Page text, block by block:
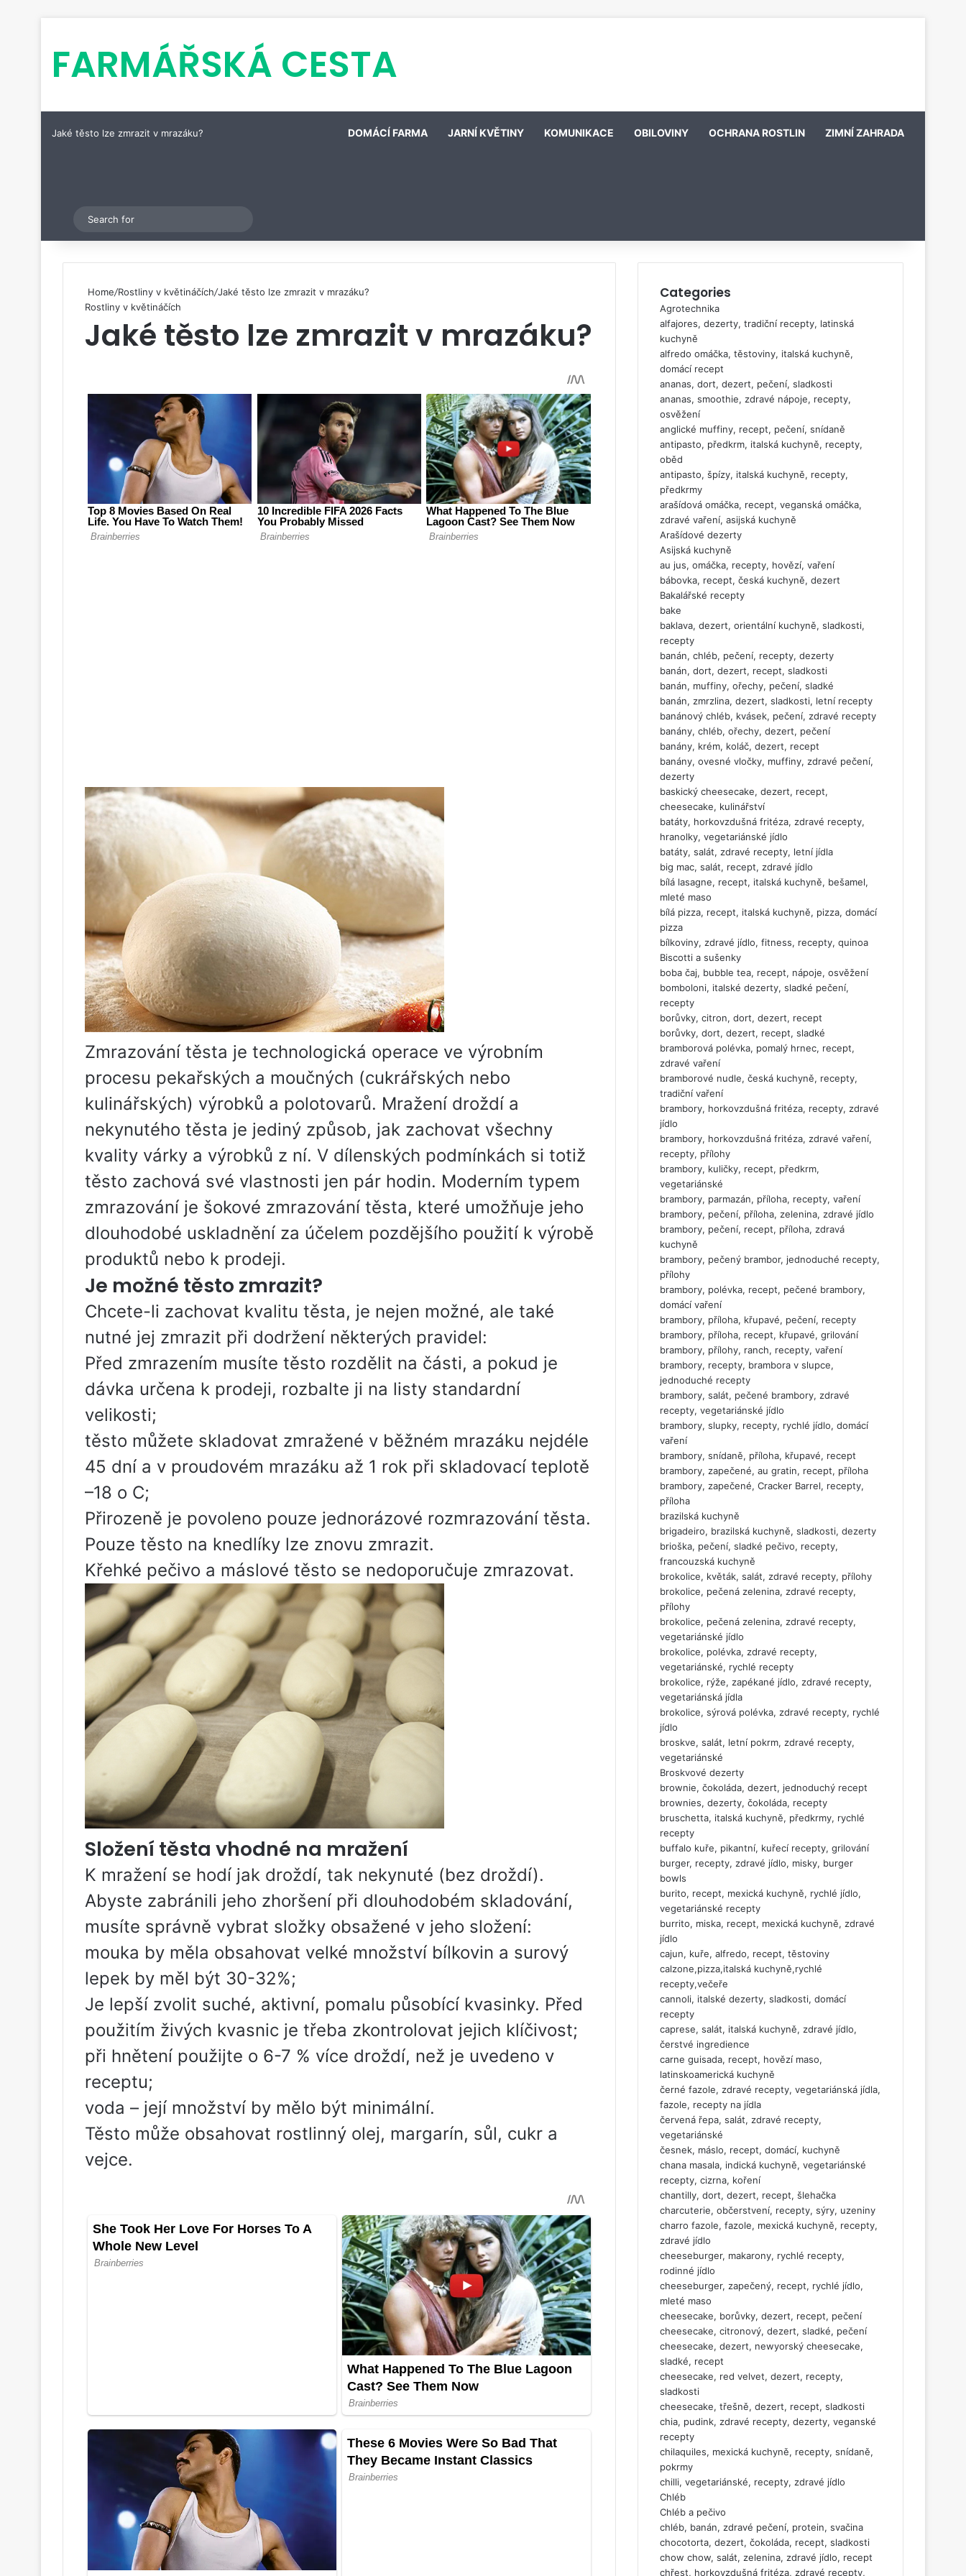
FARMÁŘSKÁ CESTA
Jaké těsto lze zmrazit v mrazáku? DOMÁCÍ FARMA JARNÍ KVĚTINY KOMUNIKACE OBILOVINY OCHRANA ROSTLIN ZIMNÍ ZAHRADA
Switch skin
for
Home/Rostliny v květináčích/Jaké těsto lze zmrazit v mrazáku?
Rostliny v květináčích
Jaké těsto lze zmrazit v mrazáku?
Zmrazování těsta je technologická operace ve výrobním
procesu pekařských a moučných (cukrářských nebo
kulinářských) výrobků a polotovarů. Mražení droždí a
nekynutého těsta je jediný způsob, jak zachovat všechny
kvality várky a výrobků z ní. V dílenských podmínkách si totiž
těsto zachová své vlastnosti jen pár hodin. Moderním typem
zmrazování je šokové zmrazování těsta, které umožňuje jeho
dlouhodobé uskladnění za účelem pozdějšího použití k výrobě
produktů nebo k prodeji.
Je možné těsto zmrazit?
Chcete-li zachovat kvalitu těsta, je nejen možné, ale také
nutné jej zmrazit při dodržení některých pravidel:
Před zmrazením musíte těsto rozdělit na části, a pokud je
dávka určena k prodeji, rozbalte ji na listy standardní
velikosti;
těsto můžete skladovat zmražené v běžném mrazáku nejdéle
45 dní a v proudovém mrazáku až 1 rok při skladovací teplotě
–18 o C;
Přirozeně je povoleno pouze jednorázové rozmrazování těsta.
Pouze těsto na knedlíky lze znovu zmrazit.
Křehké pečivo a máslové těsto se nedoporučuje zmrazovat.
Složení těsta vhodné na mražení
K mražení se hodí jak droždí, tak nekynuté (bez droždí).
Abyste zabránili jeho zhoršení při dlouhodobém skladování,
musíte správně vybrat složky obsažené v jeho složení:
mouka by měla obsahovat velké množství bílkovin a surový
lepek by měl být 30-32%;
Je lepší zvolit suché, aktivní, pomalu působící kvasinky. Před
použitím živých kvasnic je třeba zkontrolovat jejich klíčivost;
při hnětení použijte o 6-7 % více droždí, než je uvedeno v
receptu;
voda – její množství by mělo být minimální.
Těsto může obsahovat rostlinný olej, margarín, sůl, cukr a
vejce.
Categories
Agrotechnika
alfajores, dezerty, tradiční recepty, latinská
kuchyně
alfredo omáčka, těstoviny, italská kuchyně,
domácí recept
ananas, dort, dezert, pečení, sladkosti
ananas, smoothie, zdravé nápoje, recepty,
osvěžení
anglické muffiny, recept, pečení, snídaně
antipasto, předkrm, italská kuchyně, recepty,
oběd
antipasto, špízy, italská kuchyně, recepty,
předkrmy
arašídová omáčka, recept, veganská omáčka,
zdravé vaření, asijská kuchyně
Arašídové dezerty
Asijská kuchyně
au jus, omáčka, recepty, hovězí, vaření
bábovka, recept, česká kuchyně, dezert
Bakalářské recepty
bake
baklava, dezert, orientální kuchyně, sladkosti,
recepty
banán, chléb, pečení, recepty, dezerty
banán, dort, dezert, recept, sladkosti
banán, muffiny, ořechy, pečení, sladké
banán, zmrzlina, dezert, sladkosti, letní recepty
banánový chléb, kvásek, pečení, zdravé recepty
banány, chléb, ořechy, dezert, pečení
banány, krém, koláč, dezert, recept
banány, ovesné vločky, muffiny, zdravé pečení,
dezerty
baskický cheesecake, dezert, recept,
cheesecake, kulinářství
batáty, horkovzdušná fritéza, zdravé recepty,
hranolky, vegetariánské jídlo
batáty, salát, zdravé recepty, letní jídla
big mac, salát, recept, zdravé jídlo
bílá lasagne, recept, italská kuchyně, bešamel,
mleté maso
bílá pizza, recept, italská kuchyně, pizza, domácí
pizza
bílkoviny, zdravé jídlo, fitness, recepty, quinoa
Biscotti a sušenky
boba čaj, bubble tea, recept, nápoje, osvěžení
bomboloni, italské dezerty, sladké pečení,
recepty
borůvky, citron, dort, dezert, recept
borůvky, dort, dezert, recept, sladké
bramborová polévka, pomalý hrnec, recept,
zdravé vaření
bramborové nudle, česká kuchyně, recepty,
tradiční vaření
brambory, horkovzdušná fritéza, recepty, zdravé
jídlo
brambory, horkovzdušná fritéza, zdravé vaření,
recepty, přílohy
brambory, kuličky, recept, předkrm,
vegetariánské
brambory, parmazán, příloha, recepty, vaření
brambory, pečení, příloha, zelenina, zdravé jídlo
brambory, pečení, recept, příloha, zdravá
kuchyně
brambory, pečený brambor, jednoduché recepty,
přílohy
brambory, polévka, recept, pečené brambory,
domácí vaření
brambory, příloha, křupavé, pečení, recepty
brambory, příloha, recept, křupavé, grilování
brambory, přílohy, ranch, recepty, vaření
brambory, recepty, brambora v slupce,
jednoduché recepty
brambory, salát, pečené brambory, zdravé
recepty, vegetariánské jídlo
brambory, slupky, recepty, rychlé jídlo, domácí
vaření
brambory, snídaně, příloha, křupavé, recept
brambory, zapečené, au gratin, recept, příloha
brambory, zapečené, Cracker Barrel, recepty,
příloha
brazilská kuchyně
brigadeiro, brazilská kuchyně, sladkosti, dezerty
brioška, pečení, sladké pečivo, recepty,
francouzská kuchyně
brokolice, květák, salát, zdravé recepty, přílohy
brokolice, pečená zelenina, zdravé recepty,
přílohy
brokolice, pečená zelenina, zdravé recepty,
vegetariánské jídlo
brokolice, polévka, zdravé recepty,
vegetariánské, rychlé recepty
brokolice, rýže, zapékané jídlo, zdravé recepty,
vegetariánská jídla
brokolice, sýrová polévka, zdravé recepty, rychlé
jídlo
broskve, salát, letní pokrm, zdravé recepty,
vegetariánské
Broskvové dezerty
brownie, čokoláda, dezert, jednoduchý recept
brownies, dezerty, čokoláda, recepty
bruschetta, italská kuchyně, předkrmy, rychlé
recepty
buffalo kuře, pikantní, kuřecí recepty, grilování
burger, recepty, zdravé jídlo, misky, burger
bowls
burito, recept, mexická kuchyně, rychlé jídlo,
vegetariánské recepty
burrito, miska, recept, mexická kuchyně, zdravé
jídlo
cajun, kuře, alfredo, recept, těstoviny
calzone,pizza,italská kuchyně,rychlé
recepty,večeře
cannoli, italské dezerty, sladkosti, domácí
recepty
caprese, salát, italská kuchyně, zdravé jídlo,
čerstvé ingredience
carne guisada, recept, hovězí maso,
latinskoamerická kuchyně
černé fazole, zdravé recepty, vegetariánská jídla,
fazole, recepty na jídla
červená řepa, salát, zdravé recepty,
vegetariánské
česnek, máslo, recept, domácí, kuchyně
chana masala, indická kuchyně, vegetariánské
recepty, cizrna, koření
chantilly, dort, dezert, recept, šlehačka
charcuterie, občerstvení, recepty, sýry, uzeniny
charro fazole, fazole, mexická kuchyně, recepty,
zdravé jídlo
cheeseburger, makarony, rychlé recepty,
rodinné jídlo
cheeseburger, zapečený, recept, rychlé jídlo,
mleté maso
cheesecake, borůvky, dezert, recept, pečení
cheesecake, citronový, dezert, sladké, pečení
cheesecake, dezert, newyorský cheesecake,
sladké, recept
cheesecake, red velvet, dezert, recepty,
sladkosti
cheesecake, třešně, dezert, recept, sladkosti
chia, pudink, zdravé recepty, dezerty, veganské
recepty
chilaquiles, mexická kuchyně, recepty, snídaně,
pokrmy
chilli, vegetariánské, recepty, zdravé jídlo
Chléb
Chléb a pečivo
chléb, banán, zdravé pečení, protein, svačina
chocotorta, dezert, čokoláda, recept, sladkosti
chow chow, salát, zelenina, zdravé jídlo, recept
chřest, horkovzdušná fritéza, zdravé recepty,